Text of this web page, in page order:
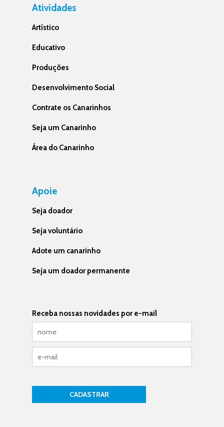
Atividades
Artístico
Educativo
Produções
Desenvolvimento Social
Contrate os Canarinhos
Seja um Canarinho
Área do Canarinho
Apoie
Seja doador
Seja voluntário
Adote um canarinho
Seja um doador permanente
Receba nossas novidades por e-mail